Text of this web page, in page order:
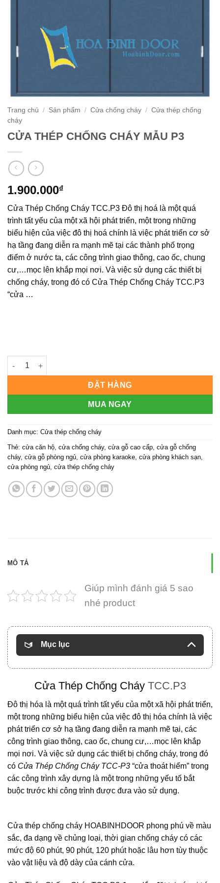
Trang chủ / Sản phẩm / Cửa chống cháy / Cửa thép chống
cháy
CỬA THÉP CHỐNG CHÁY MẪU P3
1.900.000₫
Cửa Thép Chống Cháy TCC.P3 Đô thị hoá là một quá
trình tất yếu của một xã hội phát triển, một trong những
biểu hiện của việc đô thị hoá chính là việc phát triển cơ sở
hạ tầng đang diễn ra mạnh mẽ tại các thành phố trọng
điểm ở nước ta, các công trình giao thông, cao ốc, chung
cư,…mọc lên khắp mọi nơi. Và việc sử dụng các thiết bị
chống cháy, trong đó có Cửa Thép Chống Cháy TCC.P3
“cửa …
CỬA THÉP CHỐNG CHÁY MẪU P3 số lượng
ĐẶT HÀNG
MUA NGAY
Danh mục: Cửa thép chống cháy
Thẻ: cửa căn hộ, cửa chống cháy, cửa gỗ cao cấp, cửa gỗ chống
cháy, cửa gỗ phòng ngủ, cửa phòng karaoke, cửa phòng khách sạn,
cửa phòng ngủ, cửa thép chống cháy
MÔ TẢ
Giúp mình đánh giá 5 sao
nhé product
Mục lục
Cửa Thép Chống CháyTCC.P3
Đô thị hóa là một quá trình tất yếu của một xã hội phát triển,
một trong những biểu hiện của việc đô thị hóa chính là việc
phát triển cơ sở hạ tầng đang diễn ra mạnh mẽ tại, các
công trình giao thông, cao ốc, chung cư,…mọc lên khắp
mọi nơi. Và việc sử dụng các thiết bị chống cháy, trong đó
có Cửa Thép Chống Cháy TCC-P3 “cửa thoát hiểm” trong
các công trình xây dựng là một trong những yếu tố bắt
buộc trước khi công trình được đưa vào sử dụng.
Cửa thép chống cháy HOABINHDOOR phong phú về màu
sắc, đa dạng về chủng loại, thời gian chống cháy có các
mức độ 60 phút, 90 phút, 120 phút hoặc lâu hơn tùy thuộc
vào vật liệu và độ dày của cánh cửa.